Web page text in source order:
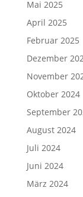
Mai 2025
April 2025
Februar 2025
Dezember
November
Oktober 2024
September
August 2024
Juli 2024
Juni 2024
März 2024